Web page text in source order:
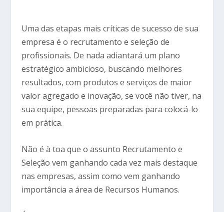
Uma das etapas mais críticas de sucesso de sua
empresa é o recrutamento e seleção de
profissionais. De nada adiantará um plano
estratégico ambicioso, buscando melhores
resultados, com produtos e serviços de maior
valor agregado e inovação, se você não tiver, na
sua equipe, pessoas preparadas para colocá-lo
em prática.
Não é à toa que o assunto Recrutamento e
Seleção vem ganhando cada vez mais destaque
nas empresas, assim como vem ganhando
importância a área de Recursos Humanos.